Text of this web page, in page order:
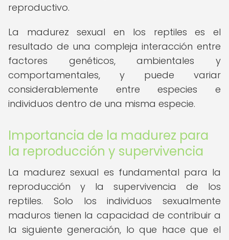
reproductivo.
La madurez sexual en los reptiles es el
resultado de una compleja interacción entre
factores genéticos, ambientales y
comportamentales, y puede variar
considerablemente entre especies e
individuos dentro de una misma especie.
Importancia de la madurez para
la reproducción y supervivencia
La madurez sexual es fundamental para la
reproducción y la supervivencia de los
reptiles. Solo los individuos sexualmente
maduros tienen la capacidad de contribuir a
la siguiente generación, lo que hace que el